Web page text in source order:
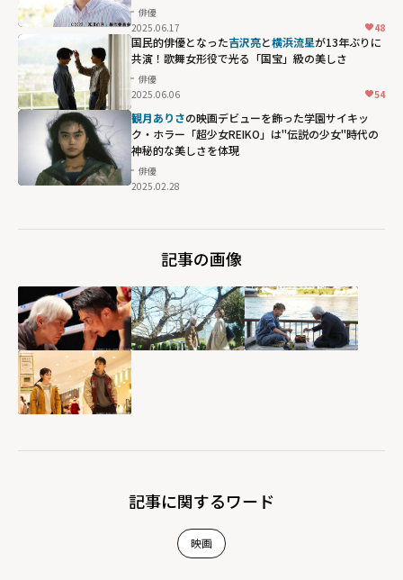
俳優
2025.06.17
48
国民的俳優となった吉沢亮と横浜流星が13年ぶりに
共演！歌舞女形役で光る「国宝」級の美しさ
俳優
2025.06.06
54
観月ありさの映画デビューを飾った学園サイキッ
ク・ホラー「超少女REIKO」は"伝説の少女"時代の
神秘的な美しさを体現
俳優
2025.02.28
記事の画像
記事に関するワード
映画